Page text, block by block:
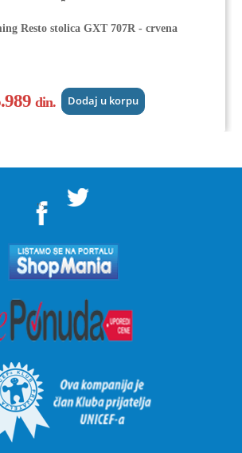
Resto stolica GXT 707R - crvena
din. Dodaj u korpu
">